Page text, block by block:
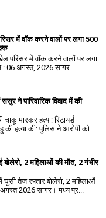
में वॉक करने वालों पर लगा ₹500
परिसर में वॉक करने वालों पर लगा
: 06 अगस्त, 2026 सागर...
ने पारिवारिक विवाद में की
मारकर हत्या: रिटायर्ड
की हत्या की: पुलिस ने आरोपी को
2 महिलाओं की मौत, 2 गंभीर
तेज रफ्तार बोलेरो, 2 महिलाओं
अगस्त 2026 सागर। मध्य प्र...